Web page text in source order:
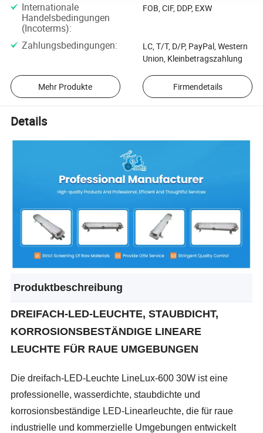
Internationale
Handelsbedingungen
(Incoterms):
FOB, CIF, DDP, EXW
Zahlungsbedingungen:
LC, T/T, D/P, PayPal, Western
Union, Kleinbetragszahlung
Mehr Produkte Firmendetails
Details
Produktbeschreibung
DREIFACH-LED-LEUCHTE, STAUBDICHT,
KORROSIONSBESTÄNDIGE LINEARE
LEUCHTE FÜR RAUE UMGEBUNGEN
Die dreifach-LED-Leuchte LineLux-600 30W ist eine
professionelle, wasserdichte, staubdichte und
korrosionsbeständige LED-Linearleuchte, die für raue
industrielle und kommerzielle Umgebungen entwickelt